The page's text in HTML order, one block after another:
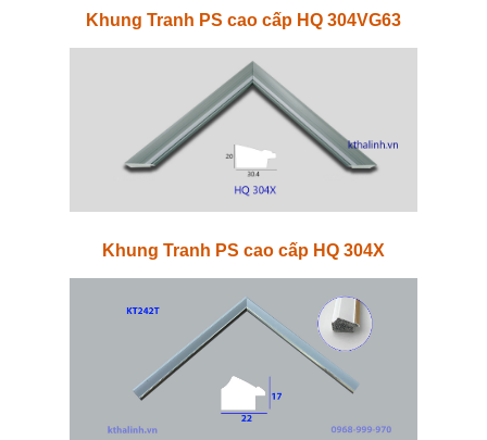
Khung Tranh PS cao cấp HQ 304VG63
Khung Tranh PS cao cấp HQ 304X